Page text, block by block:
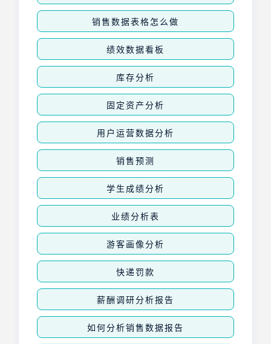
销售数据表格怎么做
绩效数据看板
库存分析
固定资产分析
用户运营数据分析
销售预测
学生成绩分析
业绩分析表
游客画像分析
快递罚款
薪酬调研分析报告
如何分析销售数据报告